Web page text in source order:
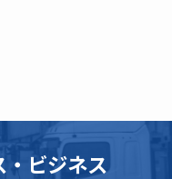
・ビジネス